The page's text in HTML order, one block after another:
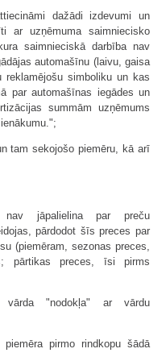
dažādi izdevumi un
ar uzņēmuma saimniecisko
saimnieciskā darbība nav
automašīnu (laivu, gaisa
simboliku un kas
par automašīnas iegādes un
summām uzņēmums
tam sekojošo piemēru, kā arī
nav jāpalielina par preču
pārdodot šīs preces par
(piemēram, sezonas preces,
pārtikas preces, īsi pirms
vārda "nodokļa" ar vārdu
pirmo rindkopu šādā